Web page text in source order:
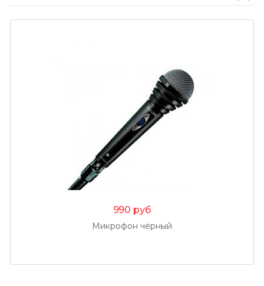
990 руб
Микрофон чёрный